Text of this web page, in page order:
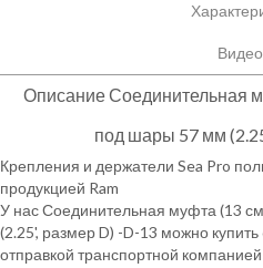
Описание Соединительная
под шары 57 мм
Крепления и держатели Sea Pro
продукцией Ram
У нас Соединительная муфта (13
(2.25', размер D) -D-13 можно
отправкой транспортной